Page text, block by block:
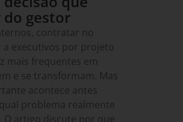
gestor
contratar no
executivos por projeto
mais frequentes em
e se transformam. Mas
acontece antes
problema realmente
O artigo discute por que